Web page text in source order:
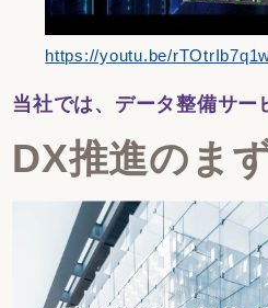
https://youtu.be/
当社では、データ整備サー
DX推進のま